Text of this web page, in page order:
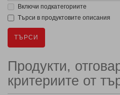
Включи подкатегориите
Търси в продуктовите описания
Продукти,
критериите от